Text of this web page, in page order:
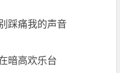
踩痛我的声音
暗高欢乐台